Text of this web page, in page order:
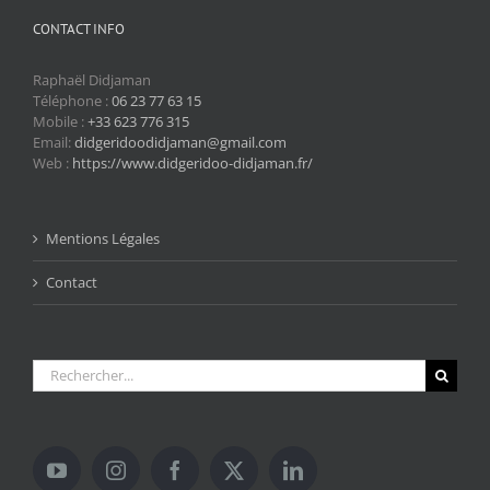
CONTACT INFO
Raphaël Didjaman
Téléphone :06 23 77 63 15
Mobile :+33 623 776 315
Email:didgeridoodidjaman@gmail.com
Web : https://www.didgeridoo-didjaman.fr/
Mentions Légales
Contact
Rechercher: